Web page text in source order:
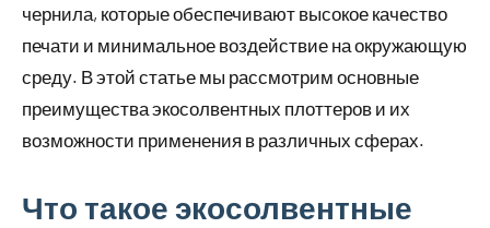
чернила, которые обеспечивают высокое качество
печати и минимальное воздействие на окружающую
среду. В этой статье мы рассмотрим основные
преимущества экосолвентных плоттеров и их
возможности применения в различных сферах.
Что такое экосолвентные